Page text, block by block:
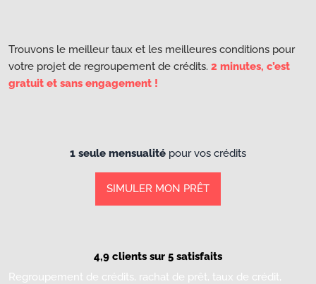
Trouvons le meilleur taux et les meilleures conditions pour
votre projet de regroupement de crédits. 2 minutes, c’est
gratuit et sans engagement !
1 seule mensualité pour vos crédits
SIMULER MON PRÊT
4,9 clients sur 5 satisfaits
Regroupement de crédits, rachat de prêt, taux de crédit,